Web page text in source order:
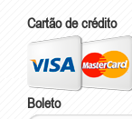
Cartão de crédito
Boleto